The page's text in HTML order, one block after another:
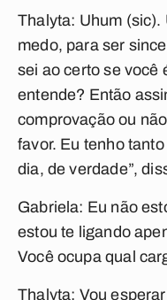
Thalyta: Uhum (sic).
medo, para ser
sei ao certo se você
entende? Então
comprovação ou
favor. Eu tenho
dia, de verdade”,
Gabriela: Eu não
estou te ligando
Você ocupa qual
Thalyta: Vou